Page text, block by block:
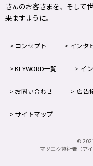
さんのお客さまを、そして
来ますように。
コンセプト インタ
KEYWORD一覧 イ
お問い合わせ 広告
サイトマップ
©2021
｜マツエク施術者（ア